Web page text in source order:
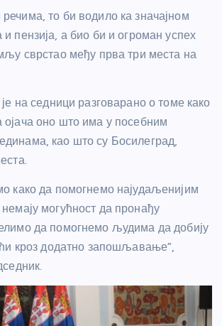
то би водило ка значајном
пензија, а био би и огроман успех
сврстао међу прва три места на
на седници разговарано о томе како
оно што има у посебним
као што су Босилеград,
како да помогнемо најудаљенијим
могућност да пронађу
да помогнемо људима да добију
кроз додатно запошљавање”,